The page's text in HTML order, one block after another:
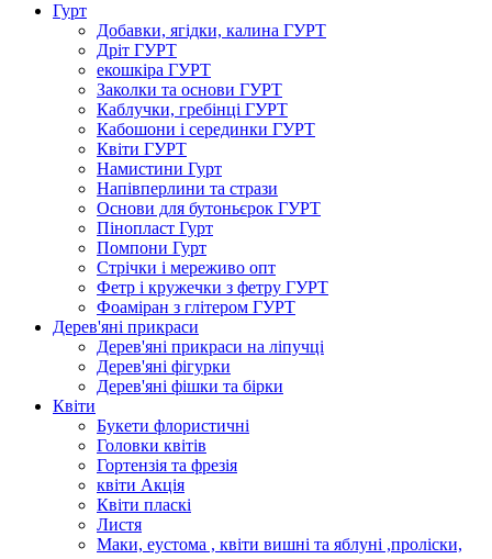
Гурт
Добавки, ягідки, калина ГУРТ
Дріт ГУРТ
екошкіра ГУРТ
Заколки та основи ГУРТ
Каблучки, гребінці ГУРТ
Кабошони і серединки ГУРТ
Квіти ГУРТ
Намистини Гурт
Напівперлини та стрази
Основи для бутоньєрок ГУРТ
Пінопласт Гурт
Помпони Гурт
Стрічки і мереживо опт
Фетр і кружечки з фетру ГУРТ
Фоаміран з глітером ГУРТ
Дерев'яні прикраси
Дерев'яні прикраси на ліпучці
Дерев'яні фігурки
Дерев'яні фішки та бірки
Квіти
Букети флористичні
Головки квітів
Гортензія та фрезія
квіти Акція
Квіти пласкі
Листя
Маки, еустома , квіти вишні та яблуні ,проліски,